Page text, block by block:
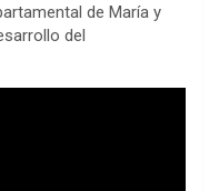
de María y
del